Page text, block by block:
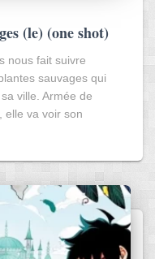
(le) (one shot)
nous fait suivre
sauvages qui
ville. Armée de
elle va voir son